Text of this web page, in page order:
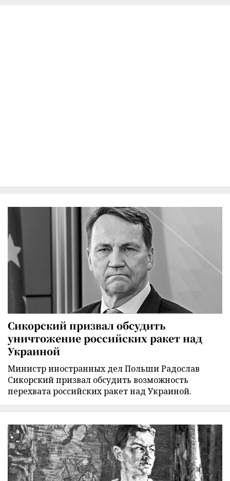
Сикорский призвал обсудить
уничтожение российских ракет над
Украиной
Министр иностранных дел Польши Радослав
Сикорский призвал обсудить возможность
перехвата российских ракет над Украиной.